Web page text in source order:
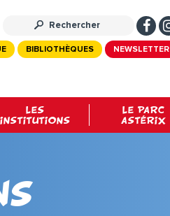
NEWSLETTER
BIBLIOTHÈQUES
LES
INSTITUTIONS
LE PARC
ASTÉRIX